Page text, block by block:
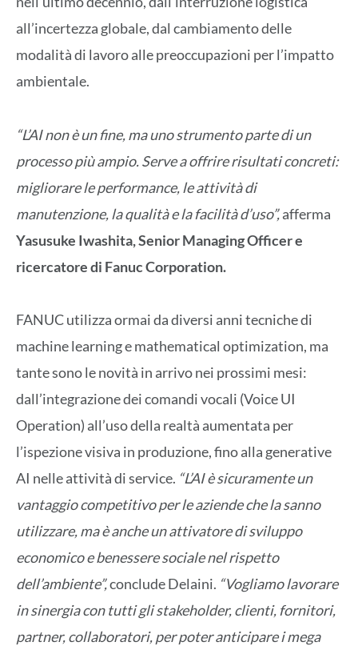
all’incertezza globale, dal cambiamento delle
modalità di lavoro alle preoccupazioni per l’impatto
ambientale.
“L’AI non è un fine, ma uno strumento parte di un
processo più ampio. Serve a offrire risultati concreti:
migliorare le performance, le attività di
manutenzione, la qualità e la facilità d’uso”,afferma
Yasusuke Iwashita, Senior Managing Officer e
ricercatore di Fanuc Corporation.
FANUC utilizza ormai da diversi anni tecniche di
machine learning e mathematical optimization, ma
tante sono le novità in arrivo nei prossimi mesi:
dall’integrazione dei comandi vocali (Voice UI
Operation) all’uso della realtà aumentata per
l’ispezione visiva in produzione, fino alla generative
AI nelle attività di service. “L’AI è sicuramente un
vantaggio competitivo per le aziende che la sanno
utilizzare, ma è anche un attivatore di sviluppo
economico e benessere sociale nel rispetto
dell’ambiente”,conclude Delaini. “Vogliamo lavorare
in sinergia con tutti gli stakeholder, clienti, fornitori,
partner, collaboratori, per poter anticipare i mega